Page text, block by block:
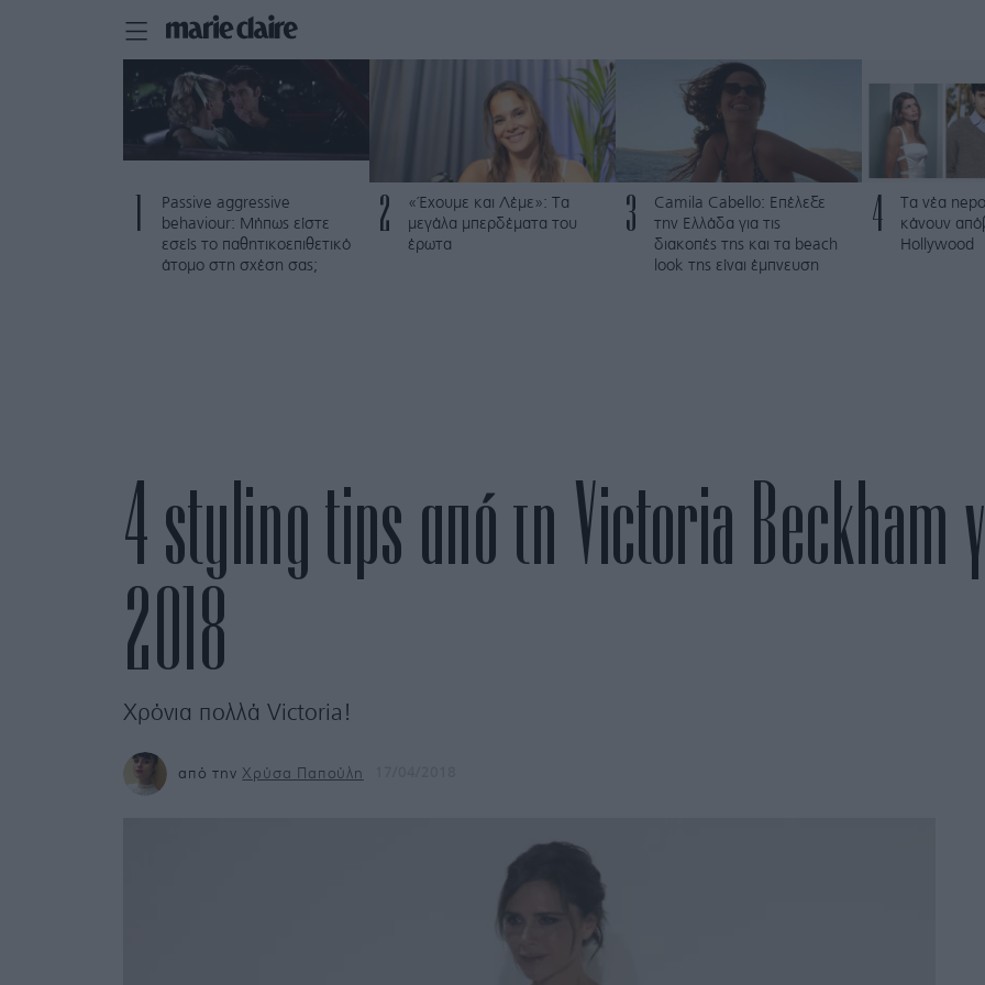
Passive aggressive
behaviour: Μήπως είστε
εσείς το παθητικοεπιθετικό
άτομο στη σχέση σας;
2
«Έχουμε και Λέμε»: Τα
μεγάλα μπερδέματα του
έρωτα
3
Camila Cabello: Επέλεξε
την Ελλάδα για τις
διακοπές της και τα beach
look της είναι έμπνευση
4
Τα νέα
κάνουν
Hollywood
4 styling tips από τη Victoria Beckham
2018
Χρόνια πολλά Victoria!
από την Χρύσα Παπούλη